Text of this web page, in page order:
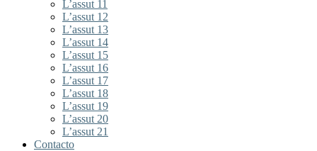
L’assut 11
L’assut 12
L’assut 13
L’assut 14
L’assut 15
L’assut 16
L’assut 17
L’assut 18
L’assut 19
L’assut 20
L’assut 21
Contacto